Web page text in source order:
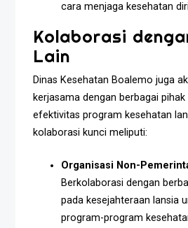
cara menjaga kesehatan
Kolaborasi
Lain
Dinas Kesehatan Boalemo juga
kerjasama dengan berbagai
efektivitas program kesehatan
kolaborasi kunci meliputi:
Organisasi Non-
Berkolaborasi dengan
pada kesejahteraan lansia
program-program